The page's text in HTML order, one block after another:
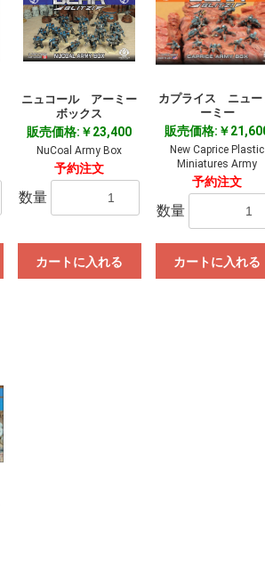
ニュコール アーミー
ボックス
販売価格:￥23,400
NuCoal Army Box
予約注文
数量
カートに入れる
カプライス ニュー
ーミー
販売価格:￥
New Caprice Plastic
Miniatures Army
予約注文
数量
カートに入れる